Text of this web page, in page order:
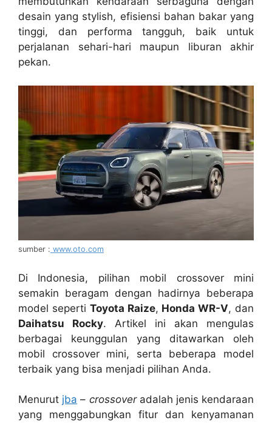
desain yang stylish, efisiensi bahan bakar yang
tinggi, dan performa tangguh, baik untuk
perjalanan sehari-hari maupun liburan akhir
pekan.
sumber : www.oto.com
Di Indonesia, pilihan mobil crossover mini
semakin beragam dengan hadirnya beberapa
model seperti Toyota Raize, Honda WR-V, dan
Daihatsu Rocky. Artikel ini akan mengulas
berbagai keunggulan yang ditawarkan oleh
mobil crossover mini, serta beberapa model
terbaik yang bisa menjadi pilihan Anda.
Menurut jba – crossover adalah jenis kendaraan
yang menggabungkan fitur dan kenyamanan